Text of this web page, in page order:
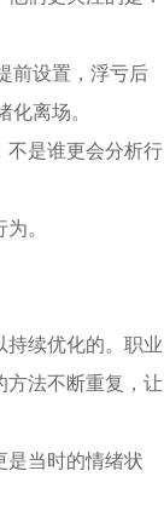
前设置，浮亏后
离场。
不是谁更会分析行
。
持续优化的。职业
方法不断重复，让
是当时的情绪状